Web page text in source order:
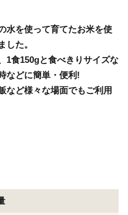
水を使って育てたお米を使
した。
1食150gと食べきりサイズな
などに簡単・便利!
など様々な場面でもご利用